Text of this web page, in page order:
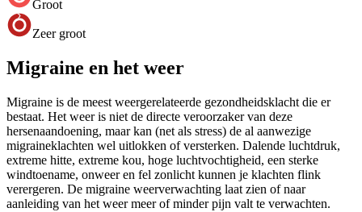
Groot
Zeer groot
Migraine en het weer
Migraine is de meest weergerelateerde gezondheidsklacht die er
bestaat. Het weer is niet de directe veroorzaker van deze
hersenaandoening, maar kan (net als stress) de al aanwezige
migraineklachten wel uitlokken of versterken. Dalende luchtdruk,
extreme hitte, extreme kou, hoge luchtvochtigheid, een sterke
windtoename, onweer en fel zonlicht kunnen je klachten flink
verergeren. De migraine weerverwachting laat zien of naar
aanleiding van het weer meer of minder pijn valt te verwachten.